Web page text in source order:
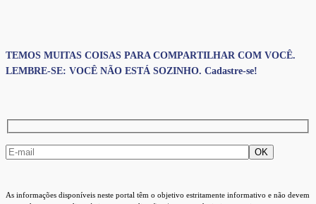
TEMOS MUITAS COISAS PARA COMPARTILHAR COM VOCÊ.
LEMBRE-SE: VOCÊ NÃO ESTÁ SOZINHO. Cadastre-se!
As informações disponíveis neste portal têm o objetivo estritamente informativo e não devem